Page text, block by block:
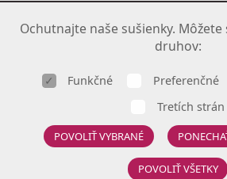
Ochutnajte naše sušienky.
druhov:
Funkčné Preferenčné
Tretích strán
POVOLIŤ VYBRANÉ
POVOLIŤ VŠETKY